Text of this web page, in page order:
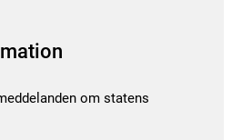
om statens